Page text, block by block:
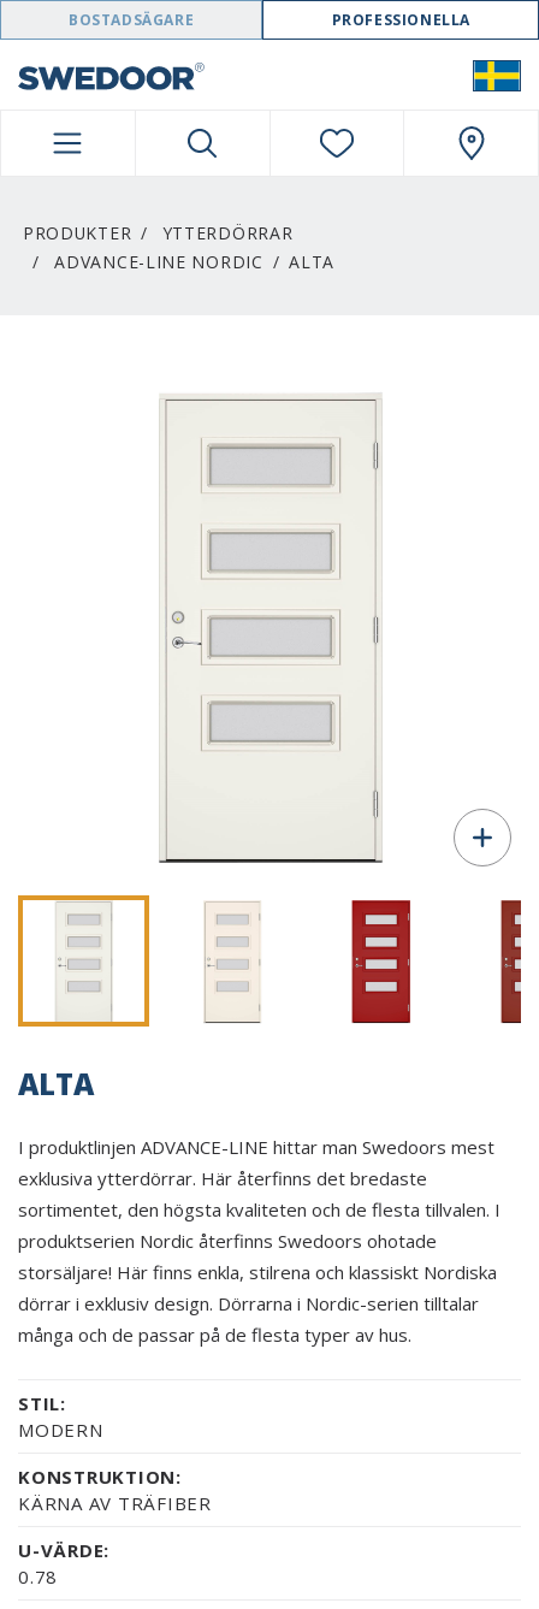
SWEDOOR NAVIGATION
BOSTADSÄGARE PROFESSIONELLA
PRODUKTER
YTTERDÖRRAR
ADVANCE-LINE NORDIC
ALTA
ALTA
I produktlinjen ADVANCE-LINE hittar man Swedoors mest
exklusiva ytterdörrar. Här återfinns det bredaste
sortimentet, den högsta kvaliteten och de flesta tillvalen. I
produktserien Nordic återfinns Swedoors ohotade
storsäljare! Här finns enkla, stilrena och klassiskt Nordiska
dörrar i exklusiv design. Dörrarna i Nordic-serien tilltalar
många och de passar på de flesta typer av hus.
STIL:
MODERN
KONSTRUKTION:
KÄRNA AV TRÄFIBER
U-VÄRDE:
0.78